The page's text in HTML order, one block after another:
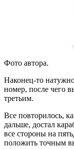
Фото автора.
Наконец-то
номер, после чего
третьим.
Все повторилось,
дальше, достал
все стороны на
положить точным